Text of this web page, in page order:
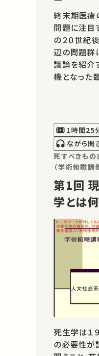
終末期医療
問題に注目
の２０世紀
辺の問題群
議論を紹介
機となった
1時間25
ながら聞
死すべきもの
（学術俯瞰講
第1回 現代人と死生観――死生
学とは
死生学は１
の必要性が